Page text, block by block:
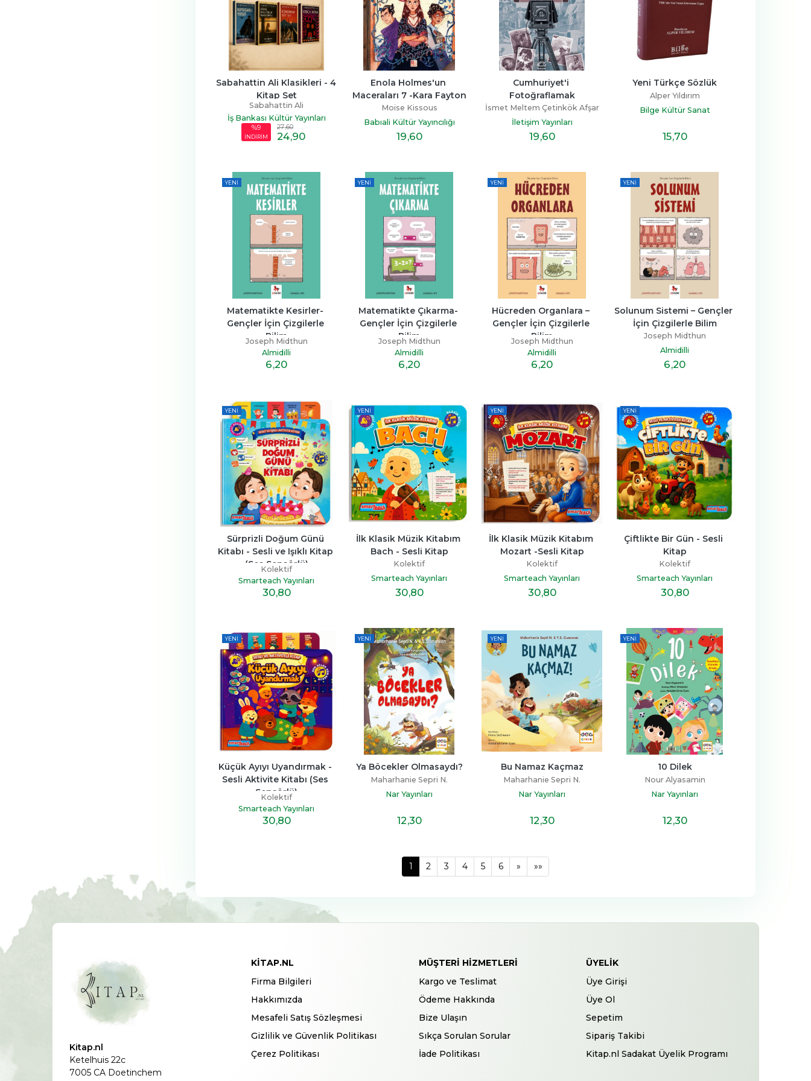
Sabahattin Ali Klasikleri - 4
Kitap Set
Sabahattin Ali
İş Bankası Kültür Yayınları
%9
İNDİRİM
27,60
24,90
Enola Holmes'un
Maceraları 7 -Kara Fayton
Moise Kissous
Babıali Kültür Yayıncılığı
19,60
Cumhuriyet'i
Fotoğraflamak
İsmet Meltem Çetinkök Afşar
İletişim Yayınları
19,60
Yeni Türkçe Sözlük
Alper Yıldırım
Bilge Kültür Sanat
15,70
YENI
Matematikte Kesirler-
Gençler İçin Çizgilerle
Bilim
Joseph Midthun
Almidilli
6,20
YENI
Matematikte Çıkarma-
Gençler İçin Çizgilerle
Bilim
Joseph Midthun
Almidilli
6,20
YENI
Hücreden Organlara –
Gençler İçin Çizgilerle
Bilim
Joseph Midthun
Almidilli
6,20
YENI
Solunum Sistemi – Gençler
İçin Çizgilerle Bilim
Joseph Midthun
Almidilli
6,20
YENI
Sürprizli Doğum Günü
Kitabı - Sesli ve Işıklı Kitap
(Ses Sensörlü)
Kolektif
Smarteach Yayınları
30,80
YENI
İlk Klasik Müzik Kitabım
Bach - Sesli Kitap
Kolektif
Smarteach Yayınları
30,80
YENI
İlk Klasik Müzik Kitabım
Mozart -Sesli Kitap
Kolektif
Smarteach Yayınları
30,80
YENI
Çiftlikte Bir Gün - Sesli
Kitap
Kolektif
Smarteach Yayınları
30,80
YENI
Küçük Ayıyı Uyandırmak -
Sesli Aktivite Kitabı (Ses
Sensörlü)
Kolektif
Smarteach Yayınları
30,80
YENI
Ya Böcekler Olmasaydı?
Maharhanie Sepri N.
Nar Yayınları
12,30
YENI
Bu Namaz Kaçmaz
Maharhanie Sepri N.
Nar Yayınları
12,30
YENI
10 Dilek
Nour Alyasamin
Nar Yayınları
12,30
1 2 3 4 5 6 » »»
Kitap.nl
Ketelhuis 22c
7005 CA Doetinchem
KITAP.NL
Firma Bilgileri
Hakkımızda
Mesafeli Satış Sözleşmesi
Gizlilik ve Güvenlik Politikası
Çerez Politikası
MÜŞTERI HIZMETLERI
Kargo ve Teslimat
Ödeme Hakkında
Bize Ulaşın
Sıkça Sorulan Sorular
İade Politikası
ÜYELIK
Üye Girişi
Üye Ol
Sepetim
Sipariş Takibi
Kitap.nl Sadakat Üyelik Programı